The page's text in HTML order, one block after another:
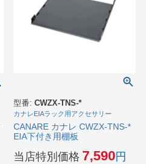
型番: CWZX-TNS-*
カナレEIAラック用アクセサリー
CANARE カナレ CWZX-TNS-*
EIA下付き用棚板
当店特別価格 7,590